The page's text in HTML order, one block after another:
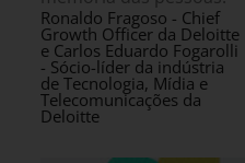
Ronaldo Fragoso - Chief
Growth Officer da Deloitte
e Carlos Eduardo Fogarolli
- Sócio-líder da indústria
de Tecnologia, Mídia e
Telecomunicações da
Deloitte